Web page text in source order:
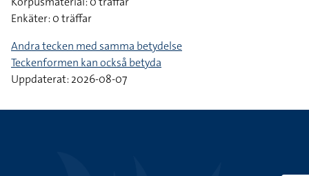
Enkäter: 0 träffar
Andra tecken med samma betydelse
Teckenformen kan också betyda
Uppdaterat: 2026-08-07